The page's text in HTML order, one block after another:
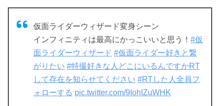
仮面ライダーウィザード変身シーン
インフィニティは最高にかっこいいと思う！ #仮
面ライダーウィザード #仮面ライダー好きと繋
がりたい #特撮好きな人どこにいるんですかRT
して存在を知らせてください #RTした人全員フ
ォローする pic.twitter.com/9IohIZuWHK